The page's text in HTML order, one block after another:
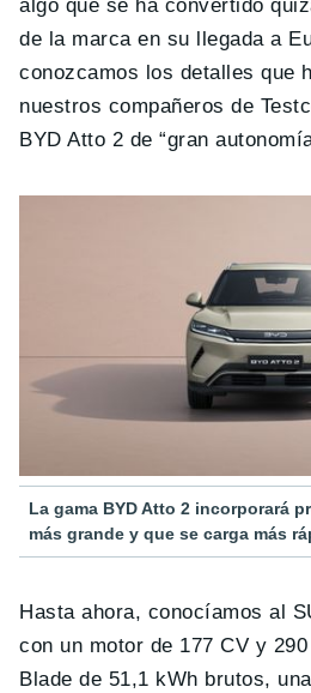
algo que se ha convertido
de la marca en su llegada a
conozcamos los detalles que
nuestros compañeros de
BYD Atto 2 de “gran
La gama BYD Atto 2 incorporará
más grande y que se carga más
Hasta ahora, conocíamos al
con un motor de 177 CV y
Blade de 51,1 kWh brutos,